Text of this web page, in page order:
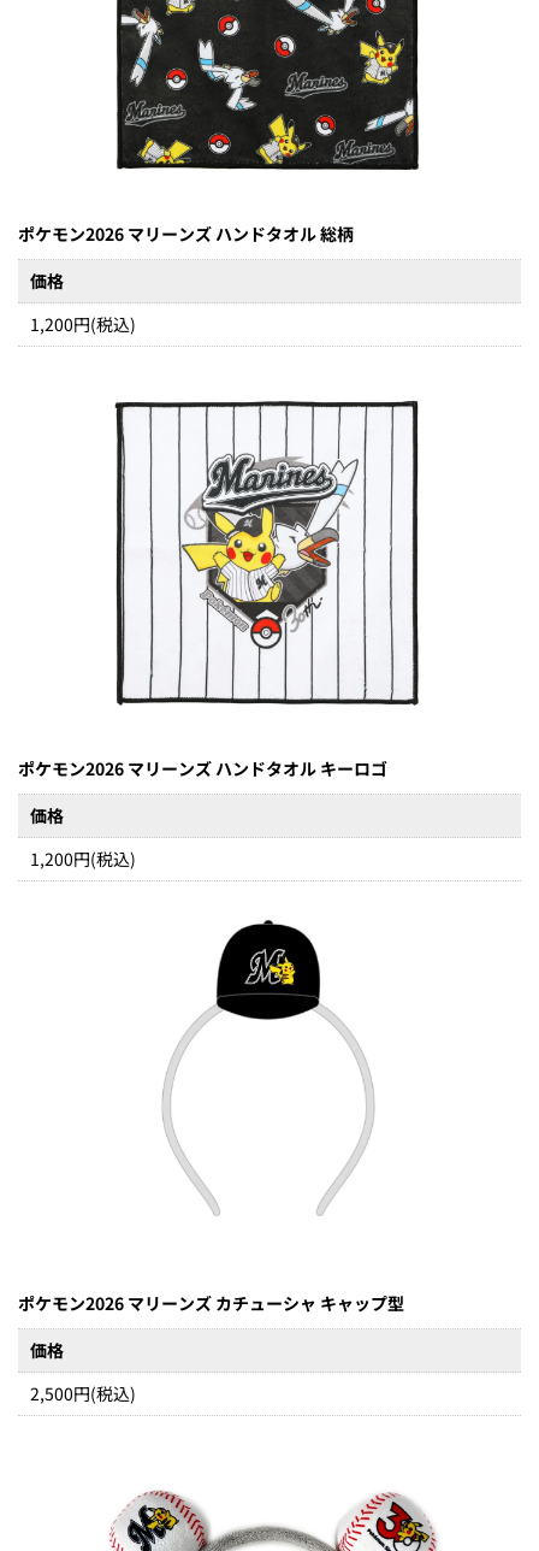
ポケモン2026 マリーンズ ハンドタオル 総柄
価格
1,200円(税込)
ポケモン2026 マリーンズ ハンドタオル キーロゴ
価格
1,200円(税込)
ポケモン2026 マリーンズ カチューシャ キャップ型
価格
2,500円(税込)